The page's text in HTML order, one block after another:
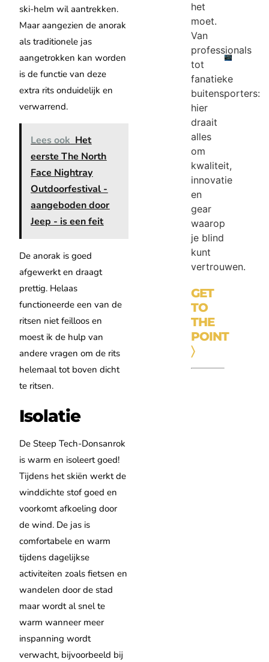
ski-helm wil aantrekken.
Maar aangezien de anorak
als traditionele jas
aangetrokken kan worden
is de functie van deze
extra rits onduidelijk en
verwarrend.
Lees ook Het
eerste The North
Face Nightray
Outdoorfestival -
aangeboden door
Jeep - is een feit
De anorak is goed
afgewerkt en draagt
prettig. Helaas
functioneerde een van de
ritsen niet feilloos en
moest ik de hulp van
andere vragen om de rits
helemaal tot boven dicht
te ritsen.
Isolatie
De Steep Tech-Donsanrok
is warm en isoleert goed!
Tijdens het skiën werkt de
winddichte stof goed en
voorkomt afkoeling door
de wind. De jas is
comfortabele en warm
tijdens dagelijkse
activiteiten zoals fietsen en
wandelen door de stad
maar wordt al snel te
warm wanneer meer
inspanning wordt
verwacht, bijvoorbeeld bij
het
moet.
Van
professionals
tot
fanatieke
buitensporters:
hier
draait
alles
om
kwaliteit,
innovatie
en
gear
waarop
je blind
kunt
vertrouwen.
GET
TO
THE
POINT
〉